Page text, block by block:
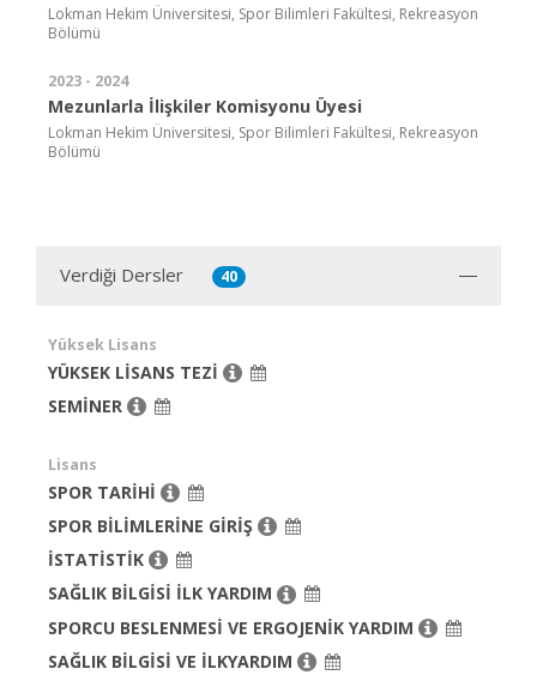
Lokman Hekim Üniversitesi, Spor Bilimleri Fakültesi, Rekreasyon
Bölümü
2023 - 2024
Mezunlarla İlişkiler Komisyonu Üyesi
Lokman Hekim Üniversitesi, Spor Bilimleri Fakültesi, Rekreasyon
Bölümü
Verdiği Dersler 40
Yüksek Lisans
YÜKSEK LİSANS TEZİ
SEMİNER
Lisans
SPOR TARİHİ
SPOR BİLİMLERİNE GİRİŞ
İSTATİSTİK
SAĞLIK BİLGİSİ İLK YARDIM
SPORCU BESLENMESİ VE ERGOJENİK YARDIM
SAĞLIK BİLGİSİ VE İLKYARDIM